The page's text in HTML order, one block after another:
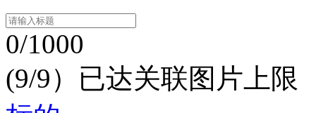
0/1000
(9/9）已达关联图片上限